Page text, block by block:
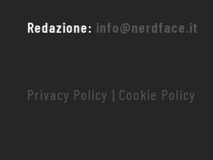
Redazione: info@nerdface.it
Privacy Policy Cookie Policy